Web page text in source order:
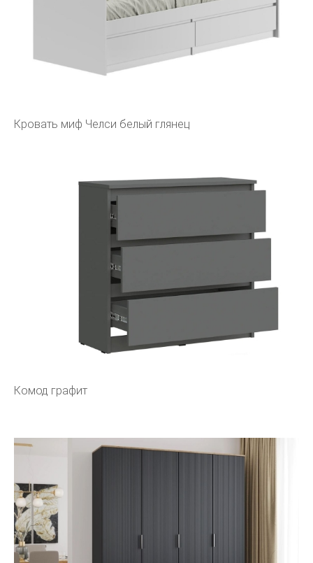
Кровать миф Челси белый глянец
Комод графит